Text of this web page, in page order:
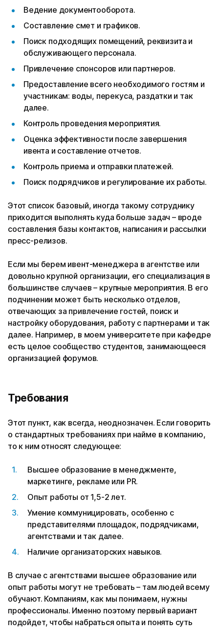
Ведение документооборота.
Составление смет и графиков.
Поиск подходящих помещений, реквизита и
обслуживающего персонала.
Привлечение спонсоров или партнеров.
Предоставление всего необходимого гостям и
участникам: воды, перекуса, раздатки и так
далее.
Контроль проведения мероприятия.
Оценка эффективности после завершения
ивента и составление отчетов.
Контроль приема и отправки платежей.
Поиск подрядчиков и регулирование их работы.
Этот список базовый, иногда такому сотруднику
приходится выполнять куда больше задач – вроде
составления базы контактов, написания и рассылки
пресс-релизов.
Если мы берем ивент-менеджера в агентстве или
довольно крупной организации, его специализация в
большинстве случаев – крупные мероприятия. В его
подчинении может быть несколько отделов,
отвечающих за привлечение гостей, поиск и
настройку оборудования, работу с партнерами и так
далее. Например, в моем университете при кафедре
есть целое сообщество студентов, занимающееся
организацией форумов.
Требования
Этот пункт, как всегда, неоднозначен. Если говорить
о стандартных требованиях при найме в компанию,
то к ним относят следующее:
Высшее образование в менеджменте,
маркетинге, рекламе или PR.
Опыт работы от 1,5-2 лет.
Умение коммуницировать, особенно с
представителями площадок, подрядчиками,
агентствами и так далее.
Наличие организаторских навыков.
В случае с агентствами высшее образование или
опыт работы могут не требовать – там людей всему
обучают. Компаниям, как мы понимаем, нужны
профессионалы. Именно поэтому первый вариант
подойдет, чтобы набраться опыта и понять суть